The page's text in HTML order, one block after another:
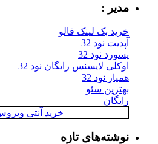
مدیر :
خرید بک لینک فالو
آپدیت نود 32
پسورد نود 32
اوکلی لایسنس رایگان نود 32
همیار نود 32
بهترین سئو
رایگان
خرید آنتی
نوشته‌های تازه